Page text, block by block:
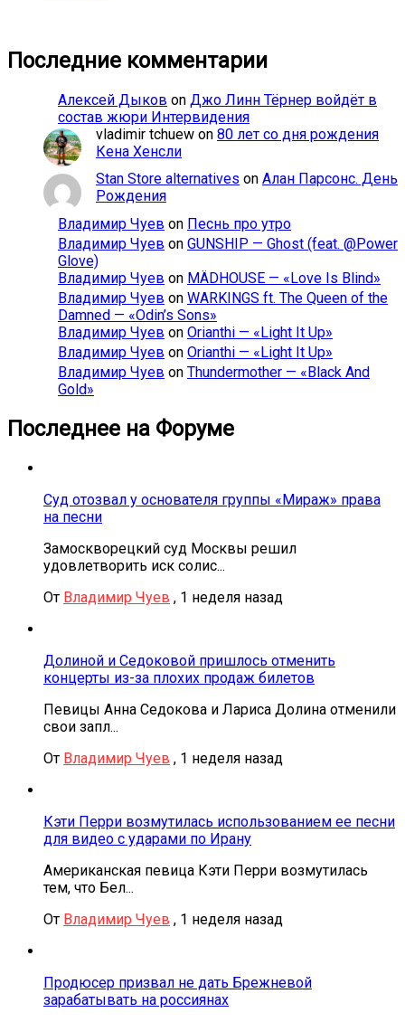
Последние комментарии
Алексей Дыков on Джо Линн Тёрнер войдёт в
состав жюри Интервидения
vladimir tchuew on 80 лет со дня рождения
Кена Хенсли
Stan Store alternatives on Алан Парсонс. День
Рождения
Владимир Чуев on Песнь про утро
Владимир Чуев on GUNSHIP — Ghost (feat. @Power
Glove)
Владимир Чуев on MÄDHOUSE — «Love Is Blind»
Владимир Чуев on WARKINGS ft. The Queen of the
Damned — «Odin’s Sons»
Владимир Чуев on Orianthi — «Light It Up»
Владимир Чуев on Orianthi — «Light It Up»
Владимир Чуев on Thundermother — «Black And
Gold»
Последнее на Форуме
Суд отозвал у основателя группы «Мираж» права
на песни
Замоскворецкий суд Москвы решил
удовлетворить иск солис...
От Владимир Чуев , 1 неделя назад
Долиной и Седоковой пришлось отменить
концерты из-за плохих продаж билетов
Певицы Анна Седокова и Лариса Долина отменили
свои запл...
От Владимир Чуев , 1 неделя назад
Кэти Перри возмутилась использованием ее песни
для видео с ударами по Ирану
Американская певица Кэти Перри возмутилась
тем, что Бел...
От Владимир Чуев , 1 неделя назад
Продюсер призвал не дать Брежневой
зарабатывать на россиянах